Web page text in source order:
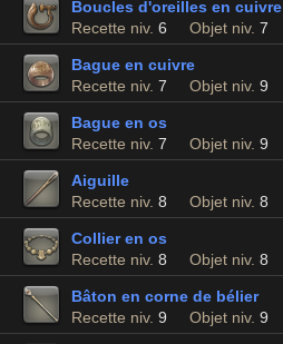
Boucles d'oreilles en cuivre
Recette niv. 6 Objet niv. 7
Bague en cuivre
Recette niv. 7 Objet niv. 9
Bague en os
Recette niv. 7 Objet niv. 9
Aiguille
Recette niv. 8 Objet niv. 8
Collier en os
Recette niv. 8 Objet niv. 8
Bâton en corne de bélier
Recette niv. 9 Objet niv. 9